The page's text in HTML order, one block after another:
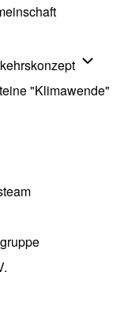
von Der
"Klimawende"
Senioren